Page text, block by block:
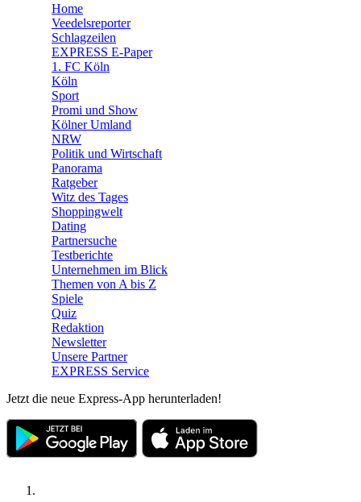
🛒 Shoppingwelt
Home
Veedelsreporter
Schlagzeilen
EXPRESS E-Paper
1. FC Köln
Köln
Sport
Promi und Show
Kölner Umland
NRW
Politik und Wirtschaft
Panorama
Ratgeber
Witz des Tages
Shoppingwelt
Dating
Partnersuche
Testberichte
Unternehmen im Blick
Themen von A bis Z
Spiele
Quiz
Redaktion
Newsletter
Unsere Partner
EXPRESS Service
Jetzt die neue Express-App herunterladen!